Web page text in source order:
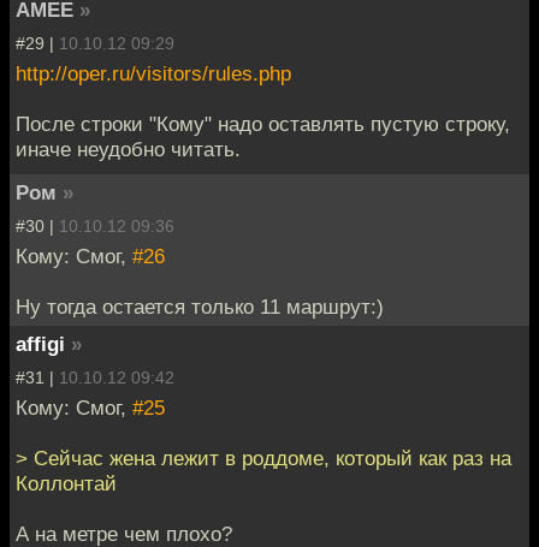
AMEE »
#29 | 10.10.12 09:29
http://oper.ru/visitors/rules.php
После строки "Кому" надо оставлять пустую строку,
иначе неудобно читать.
Ром »
#30 | 10.10.12 09:36
Кому: Смог, #26
Ну тогда остается только 11 маршрут:)
affigi »
#31 | 10.10.12 09:42
Кому: Смог, #25
> Сейчас жена лежит в роддоме, который как раз на
Коллонтай
А на метре чем плохо?